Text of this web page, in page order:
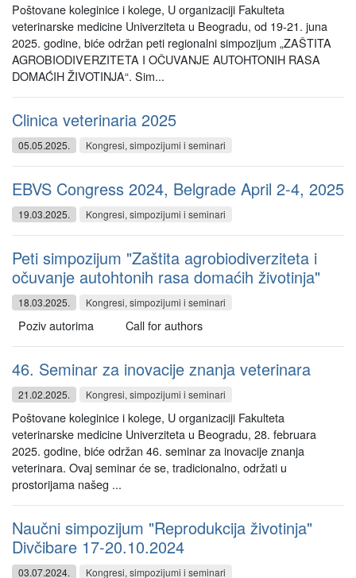
Poštovane koleginice i kolege, U organizaciji Fakulteta
veterinarske medicine Univerziteta u Beogradu, od 19-21. juna
2025. godine, biće održan peti regionalni simpozijum „ZAŠTITA
AGROBIODIVERZITETA I OČUVANJE AUTOHTONIH RASA
DOMAĆIH ŽIVOTINJA“. Sim...
Clinica veterinaria 2025
05.05.2025. Kongresi, simpozijumi i seminari
EBVS Congress 2024, Belgrade April 2-4, 2025
19.03.2025. Kongresi, simpozijumi i seminari
Peti simpozijum "Zaštita agrobiodiverziteta i
očuvanje autohtonih rasa domaćih životinja"
18.03.2025. Kongresi, simpozijumi i seminari
Poziv autorima Call for authors
46. Seminar za inovacije znanja veterinara
21.02.2025. Kongresi, simpozijumi i seminari
Poštovane koleginice i kolege, U organizaciji Fakulteta
veterinarske medicine Univerziteta u Beogradu, 28. februara
2025. godine, biće održan 46. seminar za inovacije znanja
veterinara. Ovaj seminar će se, tradicionalno, održati u
prostorijama našeg ...
Naučni simpozijum "Reprodukcija životinja"
Divčibare 17-20.10.2024
03.07.2024. Kongresi, simpozijumi i seminari